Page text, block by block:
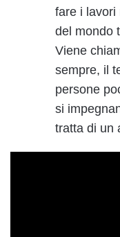
fare i lavori
del mondo
Viene
sempre, il
persone
si
tratta di un